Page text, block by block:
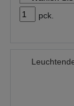
pck.